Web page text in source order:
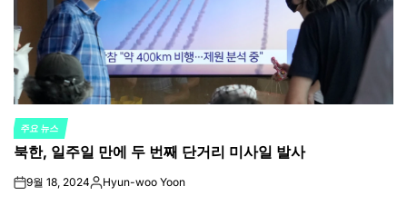
POSTED
IN
주요 뉴스
북한, 일주일 만에 두 번째 단거리 미사일 발사
on9월 18, 2024Posted
Hyun-woo Yoon